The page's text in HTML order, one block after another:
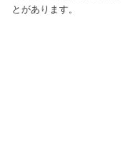
とがあります。